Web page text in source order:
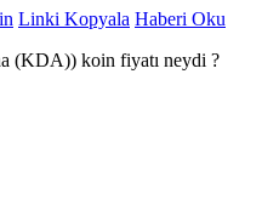
Linki Kopyala Haberi Oku
(KDA)) koin fiyatı neydi ?